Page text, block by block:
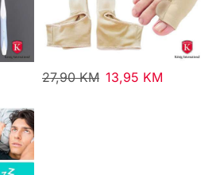
27,90KM 13,95 KM